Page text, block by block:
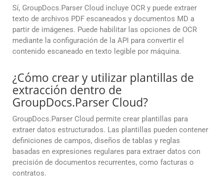
Sí, GroupDocs.Parser Cloud incluye OCR y puede extraer
texto de archivos PDF escaneados y documentos MD a
partir de imágenes. Puede habilitar las opciones de OCR
mediante la configuración de la API para convertir el
contenido escaneado en texto legible por máquina.
¿Cómo crear y utilizar plantillas de
extracción dentro de
GroupDocs.Parser Cloud?
GroupDocs.Parser Cloud permite crear plantillas para
extraer datos estructurados. Las plantillas pueden contener
definiciones de campos, diseños de tablas y reglas
basadas en expresiones regulares para extraer datos con
precisión de documentos recurrentes, como facturas o
contratos.